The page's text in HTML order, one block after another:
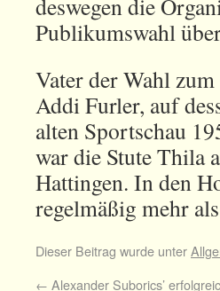
deswegen die
Publikumswahl
Vater der Wahl zum
Addi Furler, auf
alten Sportschau
war die Stute Thila
Hattingen. In den
regelmäßig mehr
Dieser Beitrag wurde unter
← Alexander Suborics’